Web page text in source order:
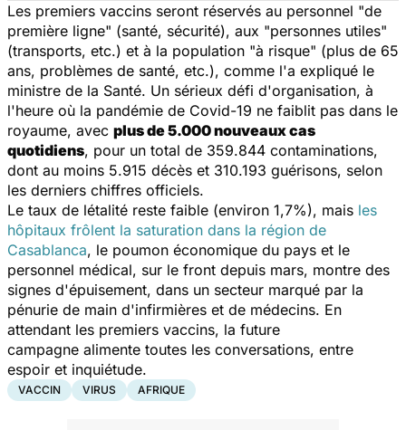
Les premiers vaccins seront réservés au personnel "de
première ligne" (santé, sécurité), aux "personnes utiles"
(transports, etc.) et à la population "à risque" (plus de 65
ans, problèmes de santé, etc.), comme l'a expliqué le
ministre de la Santé. Un sérieux défi d'organisation, à
l'heure où la pandémie de Covid-19 ne faiblit pas dans le
royaume, avec plus de 5.000 nouveaux cas
quotidiens, pour un total de 359.844 contaminations,
dont au moins 5.915 décès et 310.193 guérisons, selon
les derniers chiffres officiels.
Le taux de létalité reste faible (environ 1,7%), mais les
hôpitaux frôlent la saturation dans la région de
Casablanca, le poumon économique du pays et le
personnel médical, sur le front depuis mars, montre des
signes d'épuisement, dans un secteur marqué par la
pénurie de main d'infirmières et de médecins. En
attendant les premiers vaccins, la future
campagne alimente toutes les conversations, entre
espoir et inquiétude.
VACCIN VIRUS AFRIQUE